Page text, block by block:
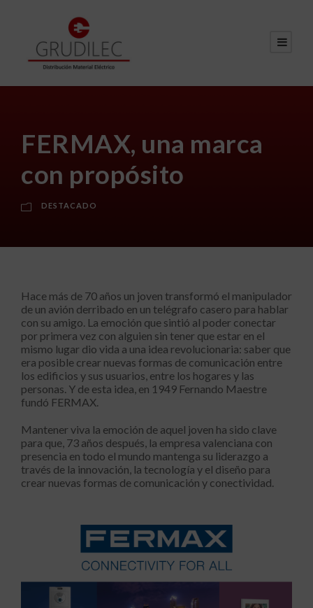
FERMAX, una marca
con propósito
DESTACADO
Hace más de 70 años un joven transformó el manipulador
de un avión derribado en un telégrafo casero para hablar
con su amigo. La emoción que sintió al poder conectar
por primera vez con alguien sin tener que estar en el
mismo lugar dio vida a una idea revolucionaria: saber que
era posible crear nuevas formas de comunicación entre
los edificios y sus usuarios, entre los hogares y las
personas. Y de esta idea, en 1949 Fernando Maestre
fundó FERMAX.
Mantener viva la emoción de aquel joven ha sido clave
para que, 73 años después, la empresa valenciana con
presencia en todo el mundo mantenga su liderazgo a
través de la innovación, la tecnología y el diseño para
crear nuevas formas de comunicación y conectividad.